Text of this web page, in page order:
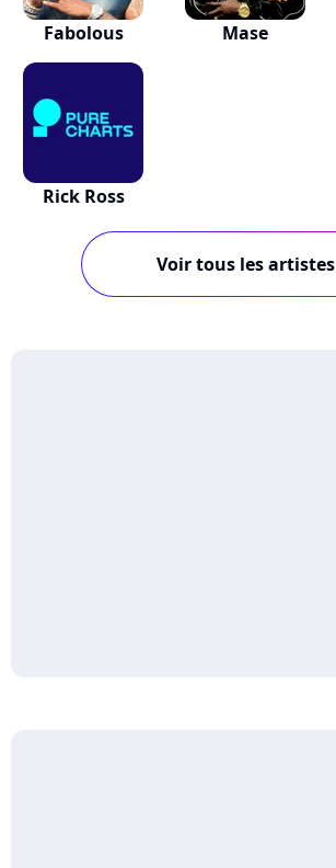
Fabolous Mase
Rick Ross
Voir tous les artistes